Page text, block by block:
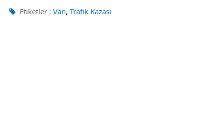
Etiketler : Van, Trafik Kazası